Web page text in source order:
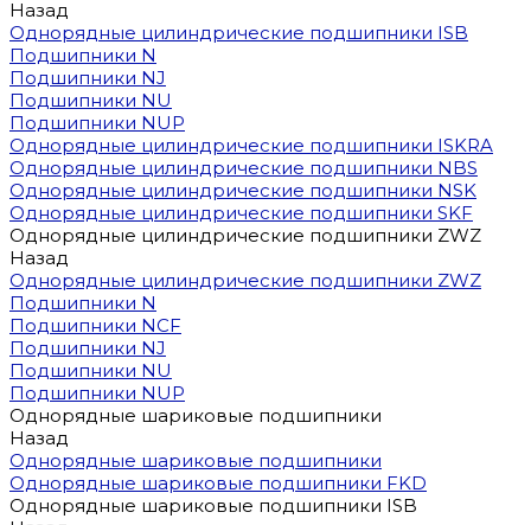
Назад
Однорядные цилиндрические подшипники ISB
Подшипники N
Подшипники NJ
Подшипники NU
Подшипники NUP
Однорядные цилиндрические подшипники ISKRA
Однорядные цилиндрические подшипники NBS
Однорядные цилиндрические подшипники NSK
Однорядные цилиндрические подшипники SKF
Однорядные цилиндрические подшипники ZWZ
Назад
Однорядные цилиндрические подшипники ZWZ
Подшипники N
Подшипники NCF
Подшипники NJ
Подшипники NU
Подшипники NUP
Однорядные шариковые подшипники
Назад
Однорядные шариковые подшипники
Однорядные шариковые подшипники FKD
Однорядные шариковые подшипники ISB